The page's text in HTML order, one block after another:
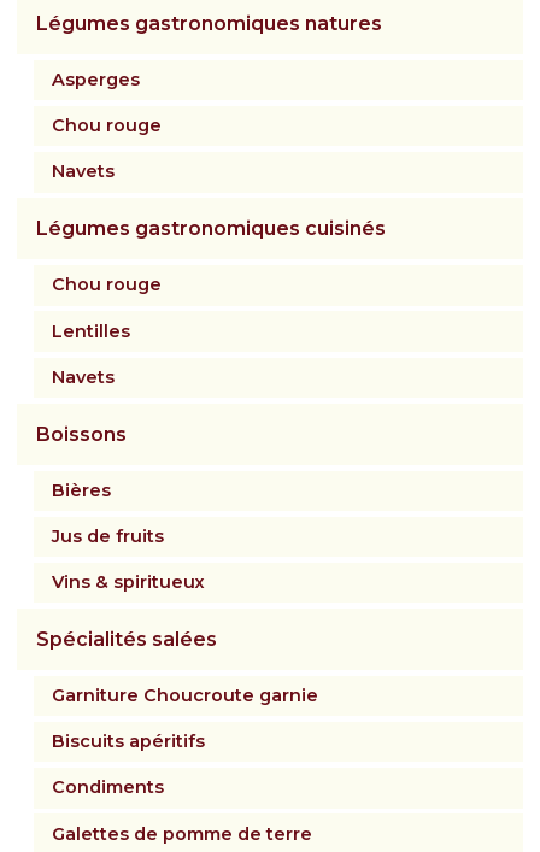
Légumes gastronomiques natures
Asperges
Chou rouge
Navets
Légumes gastronomiques cuisinés
Chou rouge
Lentilles
Navets
Boissons
Bières
Jus de fruits
Vins & spiritueux
Spécialités salées
Garniture Choucroute garnie
Biscuits apéritifs
Condiments
Galettes de pomme de terre